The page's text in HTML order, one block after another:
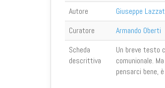
Autore
Giuseppe
Curatore
Armando Oberti
Scheda
descrittiva
Un breve testo
comunionale.
pensarci bene,